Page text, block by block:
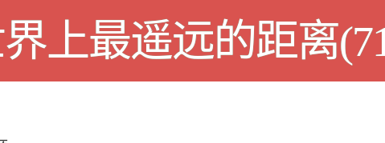
上最遥远的距离